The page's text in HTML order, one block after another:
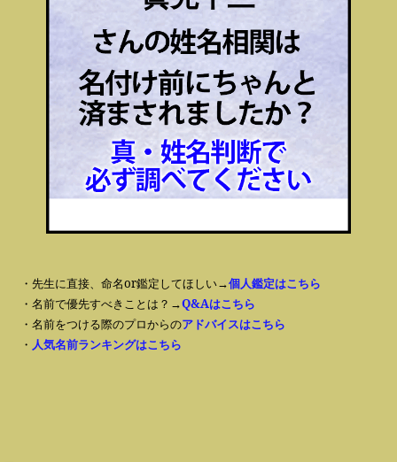
・先生に直接、命名or鑑定してほしい→個人鑑定はこちら
・名前で優先すべきことは？→Q&Aはこちら
・名前をつける際のプロからのアドバイスはこちら
・ 人気名前ランキングはこちら